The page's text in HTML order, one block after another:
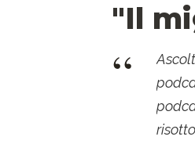
"Il
“